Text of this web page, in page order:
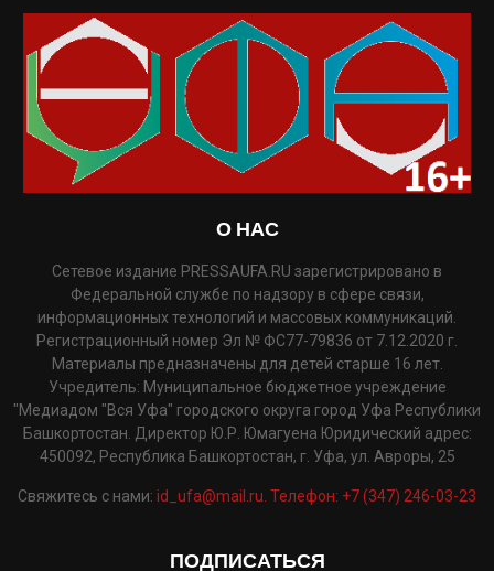
О НАС
Сетевое издание PRESSAUFA.RU зарегистрировано в
Федеральной службе по надзору в сфере связи,
информационных технологий и массовых коммуникаций.
Регистрационный номер Эл № ФС77-79836 от 7.12.2020 г.
Материалы предназначены для детей старше 16 лет.
Учредитель: Муниципальное бюджетное учреждение
"Медиадом "Вся Уфа" городского округа город Уфа Республики
Башкортостан. Директор Ю.Р. Юмагуена Юридический адрес:
450092, Республика Башкортостан, г. Уфа, ул. Авроры, 25
Свяжитесь с нами: id_ufa@mail.ru. Телефон: +7 (347) 246-03-23
ПОДПИСАТЬСЯ